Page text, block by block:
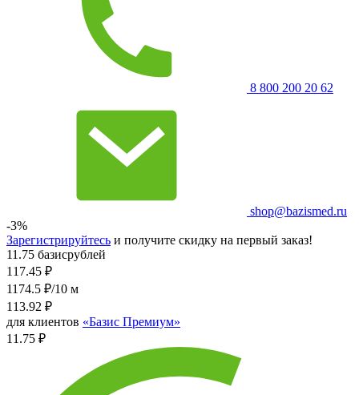
8 800 200 20 62
shop@bazismed.ru
-3%
Зарегистрируйтесь и получите скидку на первый заказ!
11.75 базисрублей
117.45 ₽
1174.5 ₽/10 м
113.92 ₽
для клиентов «Базис Премиум»
11.75 ₽